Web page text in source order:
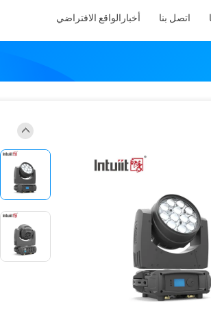
اتصل بنا أخبار الواقع الافتراضي